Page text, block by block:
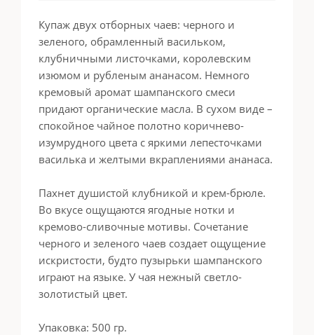
Купаж двух отборных чаев: черного и
зеленого, обрамленный васильком,
клубничными листочками, королевским
изюмом и рубленым ананасом. Немного
кремовый аромат шампанского смеси
придают органические масла. В сухом виде –
спокойное чайное полотно коричнево-
изумрудного цвета с яркими лепесточками
василька и желтыми вкраплениями ананаса.
Пахнет душистой клубникой и крем-брюле.
Во вкусе ощущаются ягодные нотки и
кремово-сливочные мотивы. Сочетание
черного и зеленого чаев создает ощущение
искристости, будто пузырьки шампанского
играют на языке. У чая нежный светло-
золотистый цвет.
Упаковка: 500 гр.